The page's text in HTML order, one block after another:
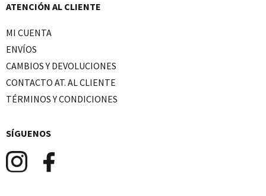
ATENCIÓN AL CLIENTE
MI CUENTA
ENVÍOS
CAMBIOS Y DEVOLUCIONES
CONTACTO AT. AL CLIENTE
TÉRMINOS Y CONDICIONES
SÍGUENOS